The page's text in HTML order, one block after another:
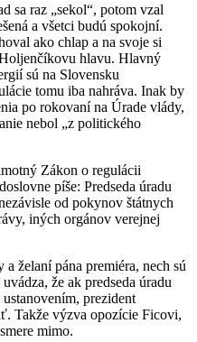
sa raz „sekol“, potom vzal
a všetci budú spokojní.
ako chlap a na svoje si
hlavu. Hlavný
sú na Slovensku
tomu iba nahráva. Inak by
po rokovaní na Úrade vlády,
nebol „z politického
Zákon o regulácii
píše: Predseda úradu
od pokynov štátnych
iných orgánov verejnej
želaní pána premiéra, nech sú
že ak predseda úradu
prezident
Takže výzva opozície Ficovi,
mimo.